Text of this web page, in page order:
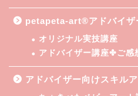
petapeta-art®アドバイザ
オリジナル実技講座
アドバイザー講座✤ご感
アドバイザー向けスキル